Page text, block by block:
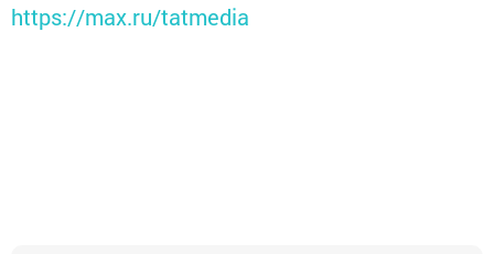
https://max.ru/tatmedia